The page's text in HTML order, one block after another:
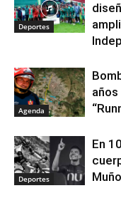
Deportes
Agenda
Deportes
En